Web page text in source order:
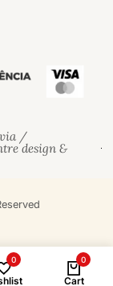
/
design &
0 0
Cart